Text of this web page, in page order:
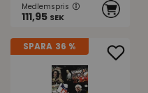
Medlemspris
111,95 SEK
SPARA 36 %